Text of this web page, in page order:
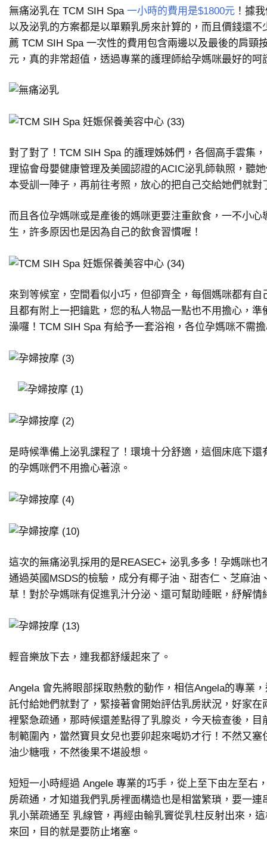
無痛泌乳在 TCM SIH Spa 一小時的費用是$1800元 ！據
以及泌乳的方案都是以單顆乳房來計算的，而且價錢還不
薦 TCM SIH Spa 一次性的費用包含兩邊以及最後的肩頸
元，真的非常超值，透過專業的護理師給孕媽咪最好的呵
對了對了！TCM SIH Spa 的護理姊姊們，各個高手雲集
理協會母嬰健康管理及美國認證的ACIC泌乳師執照，聽
本受訓一陣子，再前往考照，放心的把自己交給她們就對
而且各位孕媽咪或是產後的媽咪更要注重飲食，一不小心
生，許多原因也是因為自己的飲食習慣喔！
來到等候室，空間看似小巧，但卻齊全，每個媽咪都有自
且都有附上一把鑰匙，您的私人物品一點也不用擔心，準
澡囉！TCM SIH Spa 有給予一套浴袍，各位孕媽咪不需
是時候準備上泌乳課程了！環境十分舒適，這個床底下還
的孕媽咪們不用擔心著涼。
這次的無痛泌乳採用的是REASEC+ 泌乳多多！孕媽咪也
通過英國MSDS的檢驗，成分有椰子油、甜杏仁、芝麻油
草！對於孕媽咪有促進乳汁分泌、還可幫助睡眠，紓解情
輕音樂放下去，連我都舒緩起來了。
Angela 會先將眼部採取熱敷的動作，相信Angela的專業
託付給她們就對了，緊接著會開始評估乳房狀況，好家在
裡緊急疏通，那時候還差點得了乳腺炎，今天檢查後，目
制範圍內，當然寶貝女兒也要卯起來喝奶才行！不然又塞
油少糖哦，不然後果不堪設想。
短短一小時經過 Angele 專業的巧手，從上至下由左至右
房疏通，才知道我們乳房裡面構造也是相當繁瑣，要一連
乳小葉疏通至 乳線管，再經由輸乳竇從乳柱反射出來，
來回，目的就是要防止堵塞。